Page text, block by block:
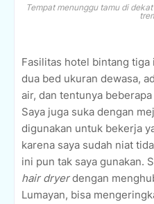
Tempat menunggu tamu di
Fasilitas hotel bintang
dua bed ukuran dewasa,
air, dan tentunya
Saya juga suka dengan
digunakan untuk bekerja
karena saya sudah niat
ini pun tak saya gunakan.
hair dryerdengan
Lumayan, bisa